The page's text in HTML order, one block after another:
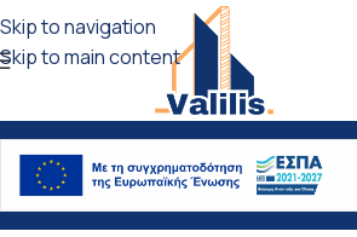
Skip to navigation
Skip to main content